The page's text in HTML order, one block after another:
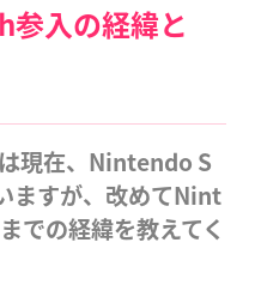
入の経緯と
現在、Nintendo S
ますが、改めてNint
での経緯を教えてく